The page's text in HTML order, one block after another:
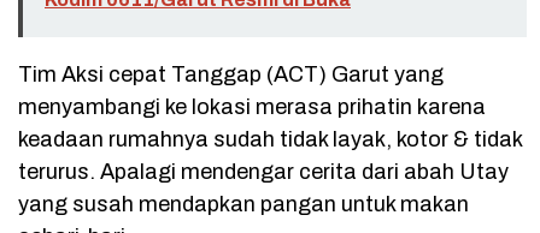
Tim Aksi cepat Tanggap (ACT) Garut yang
menyambangi ke lokasi merasa prihatin karena
keadaan rumahnya sudah tidak layak, kotor & tidak
terurus. Apalagi mendengar cerita dari abah Utay
yang susah mendapkan pangan untuk makan